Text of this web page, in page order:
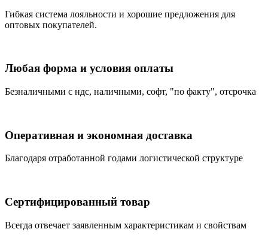
Гибкая система лояльности и хорошие предложения для
оптовых покупателей.
Любая форма и условия оплаты
Безналичными с ндс, наличными, софт, "по факту", отсрочка
Оперативная и экономная доставка
Благодаря отработанной годами логистической структуре
Сертифицированный товар
Всегда отвечает заявленным характеристикам и свойствам